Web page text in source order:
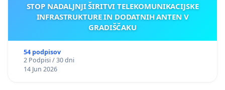
STOP NADALJNJI ŠIRITVI TELEKOMUNIKACIJSKE
INFRASTRUKTURE IN DODATNIH ANTEN V
GRADIŠČAKU
54 podpisov
2 Podpisi / 30 dni
14 Jun 2026